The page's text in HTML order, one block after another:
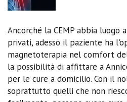
Ancorché la CEMP abbia luogo
privati, adesso il paziente ha
magnetoterapia nel comfort
la possibilità di affittare a
per le cure a domicilio. Con il
soprattutto quelli che non